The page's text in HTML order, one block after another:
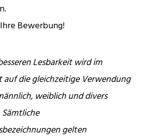
Bewerbung!
Lesbarkeit wird im
auf die gleichzeitige Verwendung
weiblich und divers
gelten